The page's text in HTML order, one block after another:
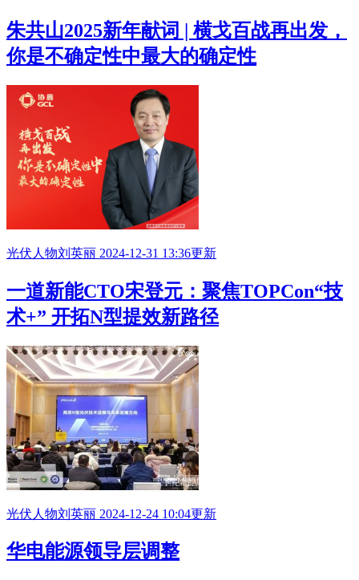
朱共山2025新年献词 | 横戈百战再出发，
你是不确定性中最大的确定性
光伏人物刘英丽 2024-12-31 13:36更新
一道新能CTO宋登元：聚焦TOPCon“技
术+” 开拓N型提效新路径
光伏人物刘英丽 2024-12-24 10:04更新
华电能源领导层调整